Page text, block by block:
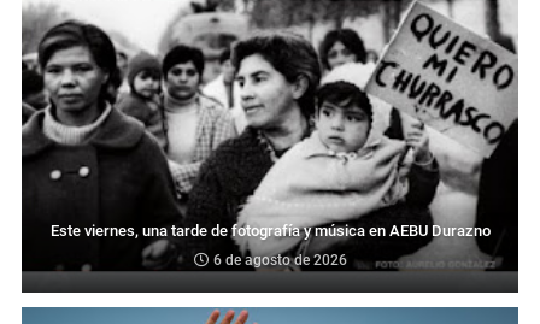
Este viernes, una tarde de fotografía y música en AEBU Durazno
6 de agosto de 2026